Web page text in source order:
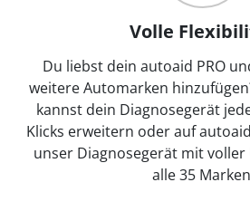
Volle
Du liebst dein autoaid PRO
weitere Automarken
kannst dein Diagnosegerät
Klicks erweitern oder auf
unser Diagnosegerät mit
alle 35